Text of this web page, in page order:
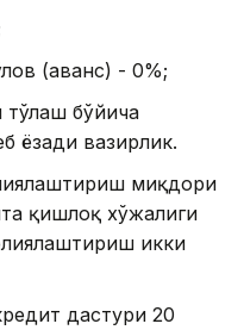
(аванс) - 0%;
тўлаш бўйича
ёзади вазирлик.
миқдори
қишлоқ хўжалиги
икки
дастури 20